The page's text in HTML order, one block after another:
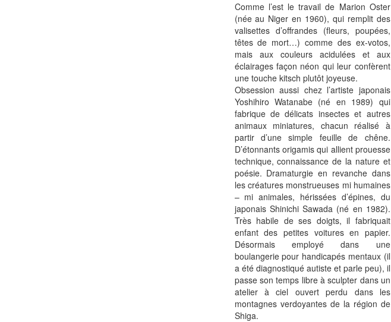
Comme l’est le travail de Marion Oster
(née au Niger en 1960), qui remplit des
valisettes d’offrandes (fleurs, poupées,
têtes de mort…) comme des ex-votos,
mais aux couleurs acidulées et aux
éclairages façon néon qui leur confèrent
une touche kitsch plutôt joyeuse.
Obsession aussi chez l’artiste japonais
Yoshihiro Watanabe (né en 1989) qui
fabrique de délicats insectes et autres
animaux miniatures, chacun réalisé à
partir d’une simple feuille de chêne.
D’étonnants origamis qui allient prouesse
technique, connaissance de la nature et
poésie. Dramaturgie en revanche dans
les créatures monstrueuses mi humaines
– mi animales, hérissées d’épines, du
japonais Shinichi Sawada (né en 1982).
Très habile de ses doigts, il fabriquait
enfant des petites voitures en papier.
Désormais employé dans une
boulangerie pour handicapés mentaux (il
a été diagnostiqué autiste et parle peu), il
passe son temps libre à sculpter dans un
atelier à ciel ouvert perdu dans les
montagnes verdoyantes de la région de
Shiga.